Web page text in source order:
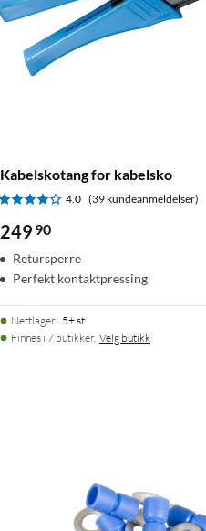
Kabelskotang for kabelsko
4.0 (39 kundeanmeldelser)
249 90
Retursperre
Perfekt kontaktpressing
Nettlager: 5+ st
Finnes i 7 butikker. Velg butikk